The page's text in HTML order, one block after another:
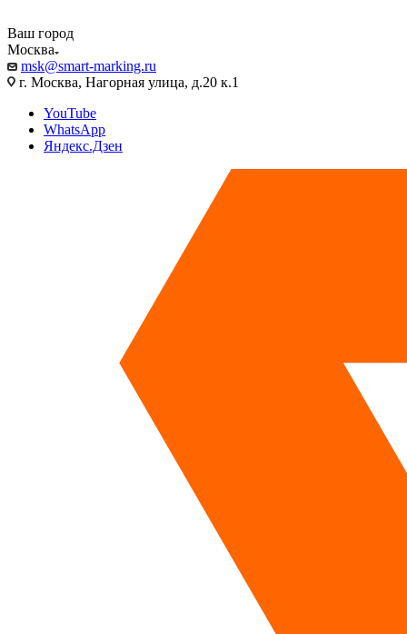
Ваш город
Москва
msk@smart-marking.ru
г. Москва, Нагорная улица, д.20 к.1
YouTube
WhatsApp
Яндекс.Дзен